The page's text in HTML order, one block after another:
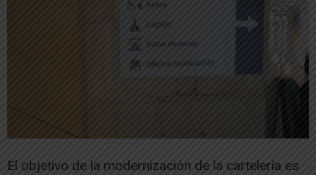
El objetivo de la modernización de la cartelería es